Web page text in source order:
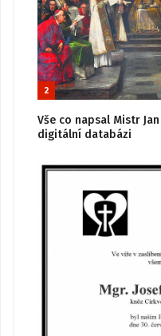
2
Vše co napsal Mistr
digitální databázi